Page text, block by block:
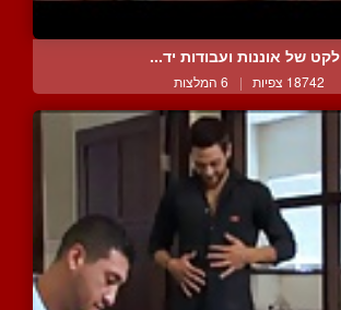
לקט של אוננות ועבודות יד...
18742 צפיות | 6 המלצות